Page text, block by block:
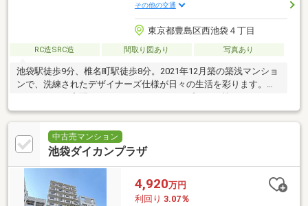
その他の交通
東京都豊島区西池袋４丁目
RC造SRC造 間取り図あり 写真あり
池袋駅徒歩9分、椎名町駅徒歩8分。2021年12月築の築浅マンショ
ンで、洗練されたデザイナーズ仕様が日々の生活を彩ります。オ
ィ面も安心。
中古売マンション
池袋ダイカンプラザ
4,920万円
利回り 3.07％